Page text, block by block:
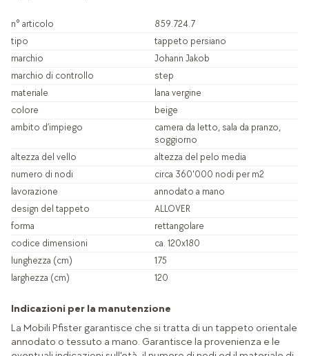
n° articolo
859.724.7
tipo
tappeto persiano
marchio
Johann Jakob
marchio di controllo
step
materiale
lana vergine
colore
beige
ambito d’impiego
camera da letto, sala da pranzo,
soggiorno
altezza del vello
altezza del pelo media
numero di nodi
circa 360'000 nodi per m2
lavorazione
annodato a mano
design del tappeto
ALLOVER
forma
rettangolare
codice dimensioni
ca. 120x180
lunghezza (cm)
175
larghezza (cm)
120
Indicazioni per la manutenzione
La Mobili Pfister garantisce che si tratta di un tappeto orientale
annodato o tessuto a mano. Garantisce la provenienza e le